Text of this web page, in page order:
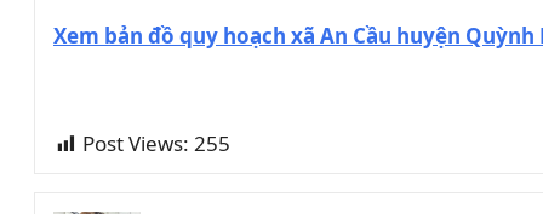
Xem bản đồ quy hoạch xã An Cầu huyện
Post Views: 255